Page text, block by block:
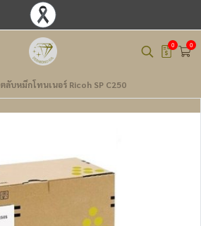
0 0
ตลับหมึกโทนเนอร์ Ricoh SP C250